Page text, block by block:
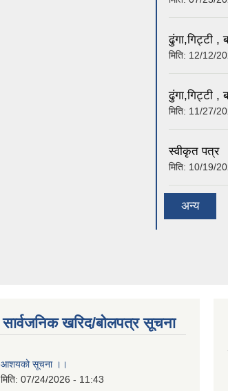
ढुंगा,गिट्टी ,
मिति: 12/12/
ढुंगा,गिट्टी ,
मिति: 11/27/
स्वीकृत पत्र
मिति: 10/19/
अन्य
सार्वजनिक खरिद/बोलपत्र सूचना
आशयको सूचना ।।
मिति: 07/24/2026 - 11:43